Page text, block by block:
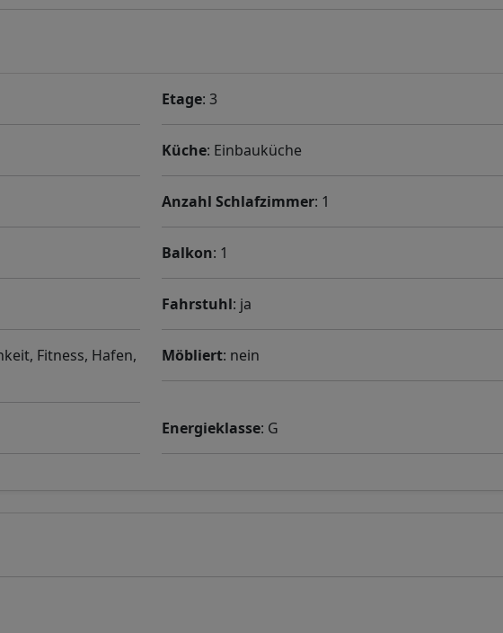
Etage: 3
Küche: Einbauküche
Anzahl Schlafzimmer: 1
Balkon: 1
Fahrstuhl: ja
Fitness, Hafen,
Möbliert: nein
Energieklasse: G